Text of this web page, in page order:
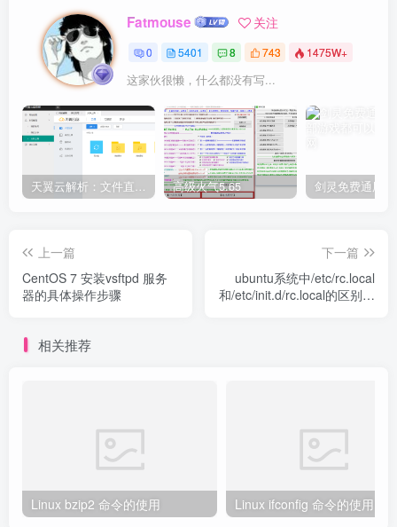
Fatmouse 关注
0 5401 8 743 1475W+
这家伙很懒，什么都没有写...
天翼云解析：文件直链获取源码 高级火气5.65
上一篇
CentOS 7 安装vsftpd 服务
器的具体操作步骤
下一篇
ubuntu系统中/etc/rc.local
和/etc/init.d/rc.local的区别详
相关推荐
Linux bzip2 命令的使用 Linux ifconfig 命令的使用